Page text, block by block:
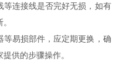
连接线是否完好无损，如有
易损部件，应定期更换，确
供的步骤操作。